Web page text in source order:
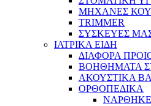
ΜΗΧΑΝΕΣ
TRIMMER
ΣΥΣΚΕΥΕΣ
ΙΑΤΡΙΚΑ ΕΙΔΗ
ΔΙΑΦΟΡΑ
ΒΟΗΘΗΜΑΤΑ
ΑΚΟΥΣΤΙΚΑ
ΟΡΘΟΠΕΔΙΚΑ